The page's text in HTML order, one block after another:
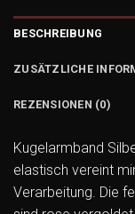
BESCHREIBUNG
ZUSÄTZLICHE
REZENSIONEN (0)
Kugelarmband
elastisch vereint
Verarbeitung. Die